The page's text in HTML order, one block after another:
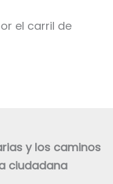
el carril de
y los caminos
ciudadana